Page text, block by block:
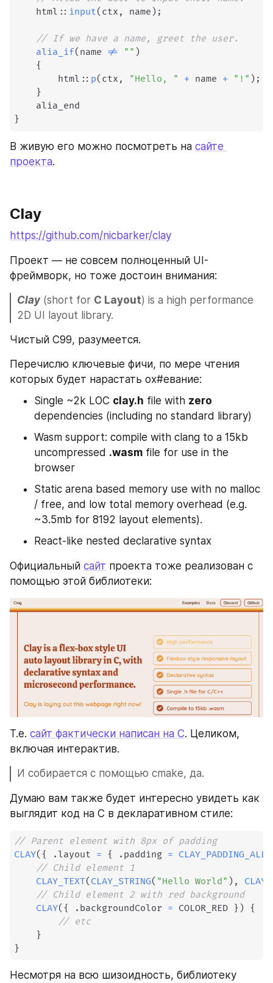
    html
:: input( ctx , name ) ;
// If we have a name, greet the user.
alia_if( name != "" )
{
        html
:: p( ctx , "Hello, " + name + "!" ) ;
}
}
В живую его можно посмотреть на сайте
проекта.
Clay
https://github.com/nicbarker/clay
Проект — не совсем полноценный UI-
фреймворк, но тоже достоин внимания:
Clay (short for C Layout) is a high performance
2D UI layout library.
Чистый С99, разумеется.
Перечислю ключевые фичи, по мере чтения
которых будет нарастать ох#евание:
Single ~2k LOC clay.h file with zero
dependencies (including no standard library)
Wasm support: compile with clang to a 15kb
uncompressed .wasm file for use in the
browser
Static arena based memory use with no malloc
/ free, and low total memory overhead (e.g.
~3.5mb for 8192 layout elements).
React-like nested declarative syntax
Официальный сайт проекта тоже реализован с
помощью этой библиотеки:
Т.е. сайт фактически написан на С. Целиком,
включая интерактив.
И собирается с помощью cmake, да.
Думаю вам также будет интересно увидеть как
выглядит код на С в декларативном стиле:
// Parent element with 8px of padding
CLAY( { . layout = { . padding = CLAY_PADDING_ALL
// Child element 1
CLAY_TEXT( CLAY_STRING( "Hello World" ) ,
// Child element 2 with red background
CLAY( { . backgroundColor = COLOR_RED } ) {
// etc
}
}
Несмотря на всю шизоидность, библиотеку